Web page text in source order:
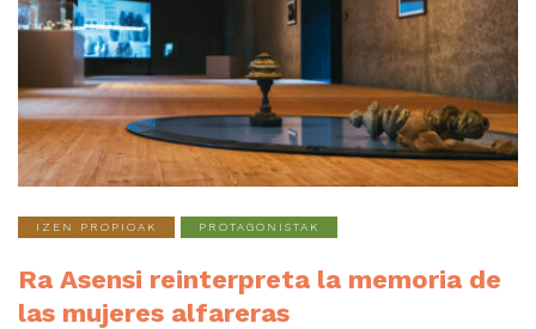
IZEN PROPIOAK PROTAGONISTAK
Ra Asensi reinterpreta la memoria de
las mujeres alfareras